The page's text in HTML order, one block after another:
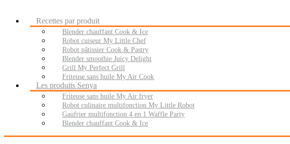
Recettes par produit
Blender chauffant Cook & Ice
Robot cuiseur My Little Chef
Robot pâtissier Cook & Pastry
Blender smoothie Juicy Delight
Grill My Perfect Grill
Friteuse sans huile My Air Cook
Les produits Senya
Friteuse sans huile My Air fryer
Robot culinaire multifonction My Little Robot
Gaufrier multifonction 4 en 1 Waffle Party
Blender chauffant Cook & Ice